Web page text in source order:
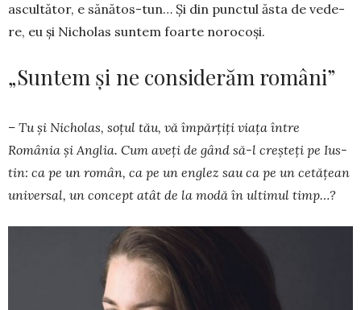
ascul­tător, e sănătos-tun… Şi din punctul ăsta de vede­
re, eu şi Nicholas suntem foarte norocoşi.
„Suntem și ne considerăm români”
– Tu şi Nicholas, soțul tău, vă împărţiţi viaţa între
România şi Anglia. Cum aveţi de gând să-l creşteţi pe Ius­
tin: ca pe un român, ca pe un englez sau ca pe un cetăţean
uni­versal, un con­­cept atât de la modă în ultimul timp…?